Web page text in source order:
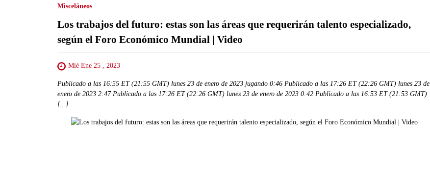
Misceláneos
Los trabajos del futuro: estas son las áreas que requerirán talento especializado,
según el Foro Económico Mundial | Video
Mié Ene 25 , 2023
Publicado a las 16:55 ET (21:55 GMT) lunes 23 de enero de 2023 jugando 0:46 Publicado a las 17:26 ET (22:26 GMT) lunes 23 de
enero de 2023 2:47 Publicado a las 17:26 ET (22:26 GMT) lunes 23 de enero de 2023 0:42 Publicado a las 16:53 ET (21:53 GMT)
[…]